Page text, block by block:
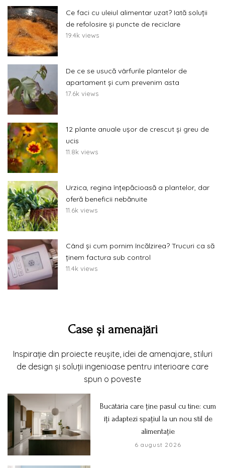
Ce faci cu uleiul alimentar uzat? Iată soluții
de refolosire și puncte de reciclare
19.4k views
De ce se usucă vârfurile plantelor de
apartament și cum prevenim asta
17.6k views
12 plante anuale ușor de crescut și greu de
ucis
11.8k views
Urzica, regina înțepăcioasă a plantelor, dar
oferă beneficii nebănuite
11.6k views
Când și cum pornim încălzirea? Trucuri ca să
ținem factura sub control
11.4k views
Case și amenajări
Inspirație din proiecte reușite, idei de amenajare, stiluri
de design și soluții ingenioase pentru interioare care
spun o poveste
Bucătăria care ține pasul cu tine: cum
îți adaptezi spațiul la un nou stil de
alimentație
6 august 2026